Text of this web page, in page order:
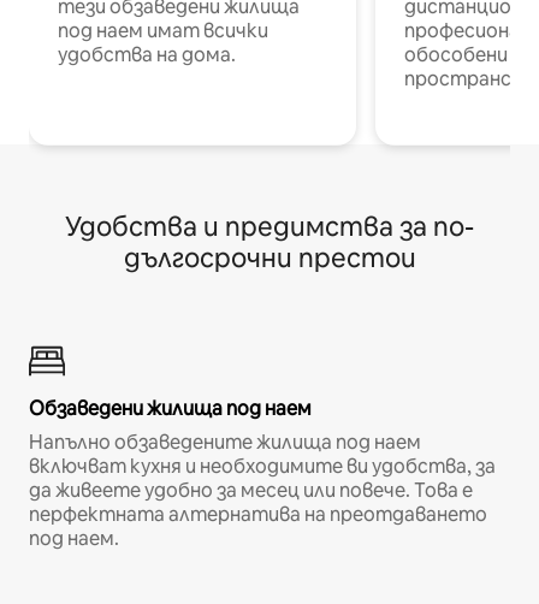
тези обзаведени жилища
под наем имат всички
удобства на дома.
обособени
Удобства и предимства за по-
дългосрочни престои
Обзаведени жилища под наем
Напълно обзаведените жилища под наем
включват кухня и необходимите ви удобства, за
да живеете удобно за месец или повече. Това е
перфектната алтернатива на преотдаването
под наем.